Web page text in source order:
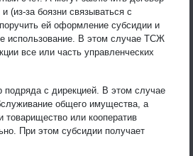
(из-за боязни связываться с
ей оформление субсидии и
использование. В этом случае ТСЖ
все или часть управленческих
подряда с дирекцией. В этом случае
общего имущества, а
товарищество или кооператив
При этом субсидии получает